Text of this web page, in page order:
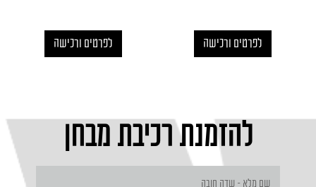
לפרטים ורכישה לפרטים ורכישה
להזמנת רכיבת מבחן